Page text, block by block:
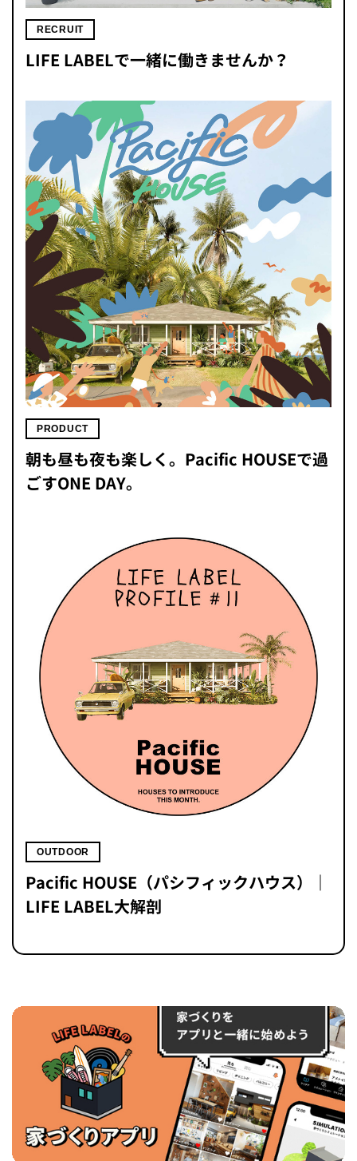
RECRUIT
LIFE LABELで一緒に働きませんか？
PRODUCT
朝も昼も夜も楽しく。Pacific HOUSEで過
ごすONE DAY。
OUTDOOR
Pacific HOUSE（パシフィックハウス）｜
LIFE LABEL大解剖